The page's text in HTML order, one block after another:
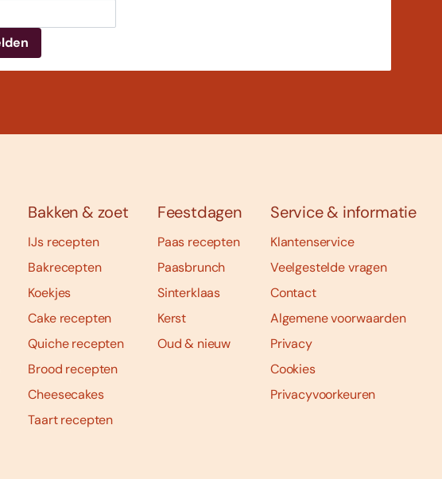
Bakken & zoet
IJs recepten
Bakrecepten
Koekjes
Cake recepten
Quiche recepten
Brood recepten
Cheesecakes
Taart recepten
Feestdagen
Paas recepten
Paasbrunch
Sinterklaas
Kerst
Oud & nieuw
Service & informatie
Klantenservice
Veelgestelde vragen
Contact
Algemene voorwaarden
Privacy
Cookies
Privacyvoorkeuren